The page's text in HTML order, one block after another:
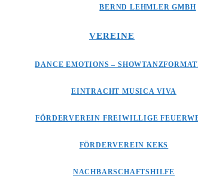
BERND LEHMLER GMBH
VEREINE
DANCE EMOTIONS –
EINTRACHT MUSICA VIVA
FÖRDERVEREIN FREIWILLIGE
FÖRDERVEREIN KEKS
NACHBARSCHAFTSHILFE